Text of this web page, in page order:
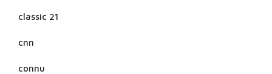
classic 21
cnn
connu